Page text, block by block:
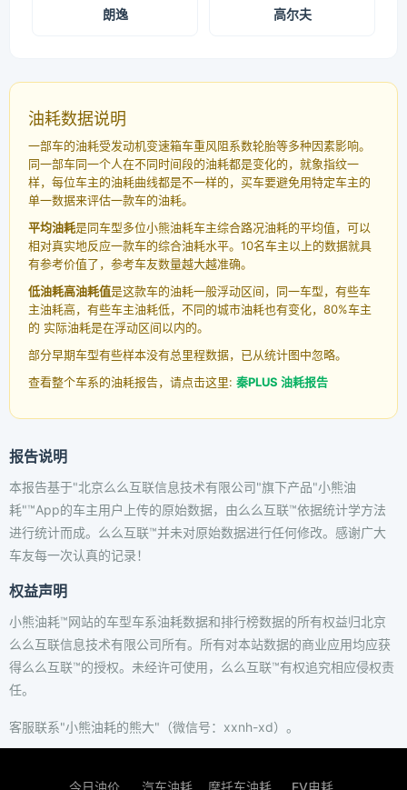
朗逸 高尔夫
油耗数据说明
一部车的油耗受发动机变速箱车重风阻系数轮胎等多种因素影响。
同一部车同一个人在不同时间段的油耗都是变化的，就象指纹一
样，每位车主的油耗曲线都是不一样的，买车要避免用特定车主的
单一数据来评估一款车的油耗。
平均油耗是同车型多位小熊油耗车主综合路况油耗的平均值，可以
相对真实地反应一款车的综合油耗水平。10名车主以上的数据就具
有参考价值了，参考车友数量越大越准确。
低油耗高油耗值是这款车的油耗一般浮动区间，同一车型，有些车
主油耗高，有些车主油耗低，不同的城市油耗也有变化，80%车主
的 实际油耗是在浮动区间以内的。
部分早期车型有些样本没有总里程数据，已从统计图中忽略。
查看整个车系的油耗报告，请点击这里: 秦PLUS 油耗报告
报告说明
本报告基于"北京么么互联信息技术有限公司"旗下产品"小熊油
耗"™App的车主用户上传的原始数据，由么么互联™依据统计学方法
进行统计而成。么么互联™并未对原始数据进行任何修改。感谢广大
车友每一次认真的记录！
权益声明
小熊油耗™网站的车型车系油耗数据和排行榜数据的所有权益归北京
么么互联信息技术有限公司所有。所有对本站数据的商业应用均应获
得么么互联™的授权。未经许可使用，么么互联™有权追究相应侵权责
任。
客服联系"小熊油耗的熊大"（微信号：xxnh-xd）。